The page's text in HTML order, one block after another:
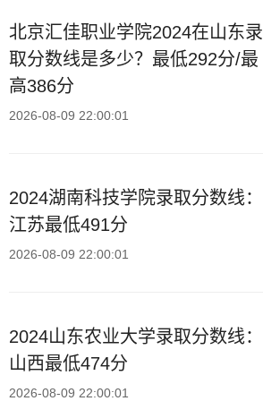
北京汇佳职业学院2024在山东录
取分数线是多少？最低292分/最
高386分
2026-08-09 22:00:01
2024湖南科技学院录取分数线：
江苏最低491分
2026-08-09 22:00:01
2024山东农业大学录取分数线：
山西最低474分
2026-08-09 22:00:01